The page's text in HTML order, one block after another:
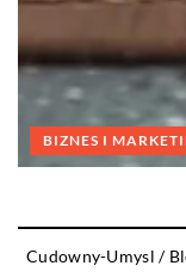
BIZNES I
Cudowny-Umysl /